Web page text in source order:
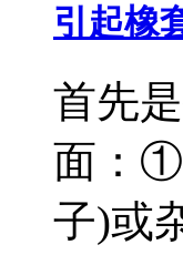
引起橡
首先
面：①
子)或